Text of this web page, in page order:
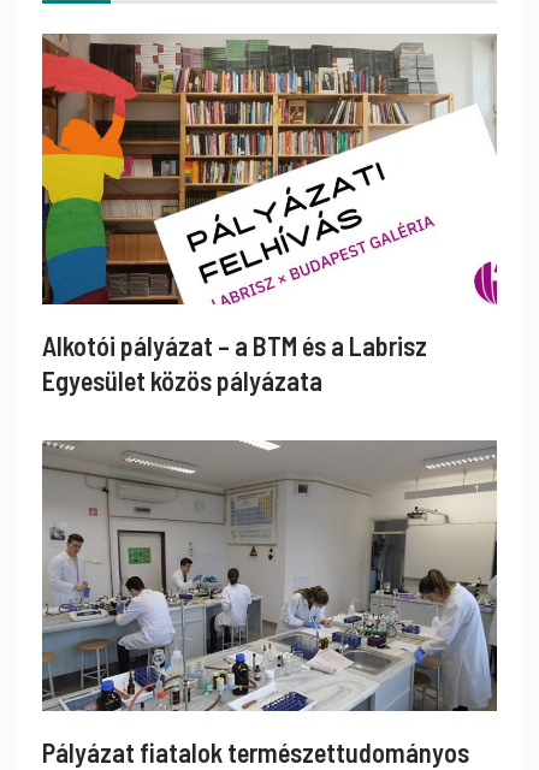
Alkotói pályázat – a BTM és a Labrisz
Egyesület közös pályázata
Pályázat fiatalok természettudományos